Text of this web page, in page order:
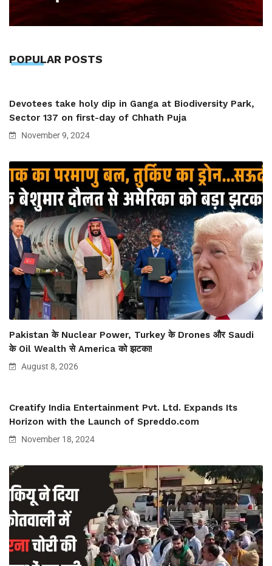
POPULAR POSTS
Devotees take holy dip in Ganga at Biodiversity Park,
Sector 137 on first-day of Chhath Puja
November 9, 2024
Pakistan के Nuclear Power, Turkey के Drones और Saudi
के Oil Wealth से America को झटका!
August 8, 2026
Creatify India Entertainment Pvt. Ltd. Expands Its
Horizon with the Launch of Spreddo.com
November 18, 2024